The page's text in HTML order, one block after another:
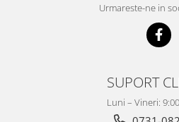
Urmareste-ne in
SUPORT
Luni – Vineri: